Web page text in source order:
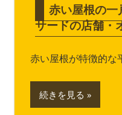
赤い屋根の
サードの店舗・
赤い屋根が特徴的な
続きを見る